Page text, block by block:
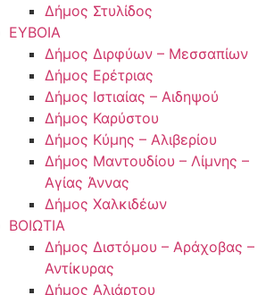
Δήμος Στυλίδος
ΕΥΒΟΙΑ
Δήμος Διρφύων – Μεσσαπίων
Δήμος Ερέτριας
Δήμος Ιστιαίας – Αιδηψού
Δήμος Καρύστου
Δήμος Κύμης – Αλιβερίου
Δήμος Μαντουδίου – Λίμνης –
Αγίας Άννας
Δήμος Χαλκιδέων
ΒΟΙΩΤΙΑ
Δήμος Διστόμου – Αράχοβας –
Αντίκυρας
Δήμος Αλιάρτου